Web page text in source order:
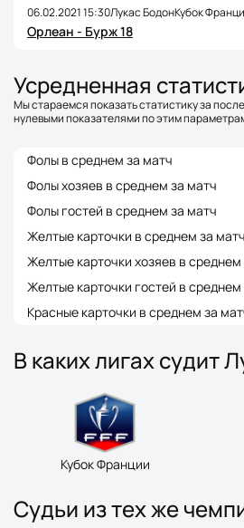
06.02.2021 15:30Лукас БодонКубок
Орлеан - Бурж 18
Усредненная
Мы стараемся показать статистику за
нулевыми показателями по этим
Фолы в среднем за матч
Фолы хозяев в среднем за матч
Фолы гостей в среднем за матч
Желтые карточки в среднем за матч
Желтые карточки хозяев в среднем
Желтые карточки гостей в среднем
Красные карточки в среднем за
В каких лигах судит
Кубок Франции
Судьи из тех же